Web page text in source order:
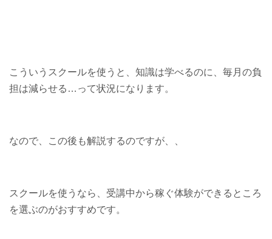
こういうスクールを使うと、知識は学べるのに、毎月の負
担は減らせる…って状況になります。
なので、この後も解説するのですが、、
スクールを使うなら、受講中から稼ぐ体験ができるところ
を選ぶのがおすすめです。